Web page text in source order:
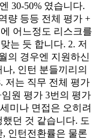
30-50% 였습니다.
량 등등 전체 평가 +
어느정도 리스크를
는 듯 합니다. 2. 저
의 경우엔 지원하신
, 인턴 분들끼리의
저는 직무 전체 평가
원 평가 3번의 평가
미나 면접은 오히려
던 것 같습니다. 도
인턴전환률은 물론